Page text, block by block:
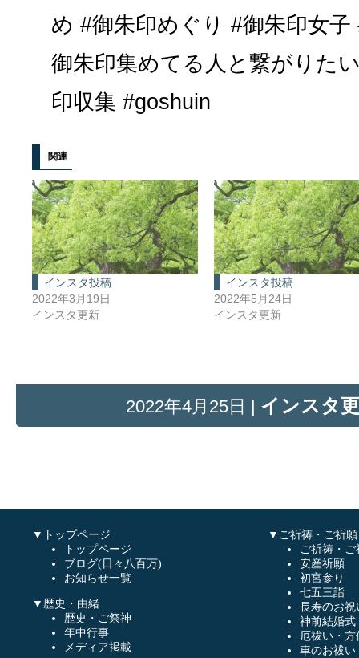
め #御朱印めぐり #御朱印女
御朱印集めてる人と繋がりた
印収集 #goshuin
関連
インスタ投稿
2022年3月19日
インスタ更新
インスタ投稿
2022年5月24日
インスタ更新
2022年4月25日 | インスタ
▼トップページ
トップページ
ブログ(日々八百万)
お知らせ一覧
▼歴史・由緒
歴史・ご祭神
年中行事
メディア掲載
▼ご祈祷・ご祈願
ご祈祷・ご
安産祈願
初宮参り
七五三詣
長寿のお祝
神前結婚式
厄祓い・方
車のお祓い